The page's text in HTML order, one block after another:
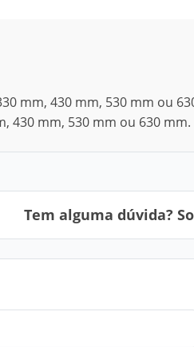
mm, 430 mm, 530 mm ou
430 mm, 530 mm ou 630 mm.
Tem alguma dúvida?